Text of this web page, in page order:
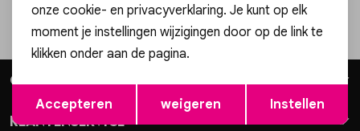
Jassen
Lingerie
Gratis cadeauverpakking!
Gossip
Klantenservice
Opslaan
onze cookie- en privacyverklaring. Je kunt op elk
moment je instellingen wijzigingen door op de link te
klikken onder aan de pagina.
Accepteren weigeren Instellen